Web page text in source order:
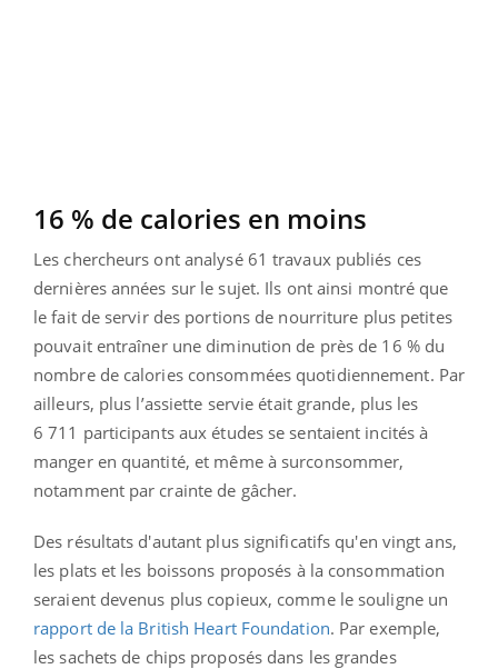
16 % de calories en moins
Les chercheurs ont analysé 61 travaux publiés ces
dernières années sur le sujet. Ils ont ainsi montré que
le fait de servir des portions de nourriture plus petites
pouvait entraîner une diminution de près de 16 % du
nombre de calories consommées quotidiennement. Par
ailleurs, plus l’assiette servie était grande, plus les
6 711 participants aux études se sentaient incités à
manger en quantité, et même à surconsommer,
notamment par crainte de gâcher.
Des résultats d'autant plus significatifs qu'en vingt ans,
les plats et les boissons proposés à la consommation
seraient devenus plus copieux, comme le souligne un
rapport de la British Heart Foundation. Par exemple,
les sachets de chips proposés dans les grandes